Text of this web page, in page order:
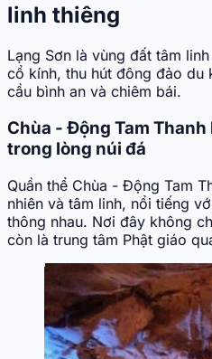
linh thiêng
Lạng Sơn là vùng đất tâm
cổ kính, thu hút đông đảo du
cầu bình an và chiêm bái.
Chùa - Động Tam
trong lòng núi đá
Quần thể Chùa - Động Tam
nhiên và tâm linh, nổi tiếng
thông nhau. Nơi đây không
còn là trung tâm Phật giáo